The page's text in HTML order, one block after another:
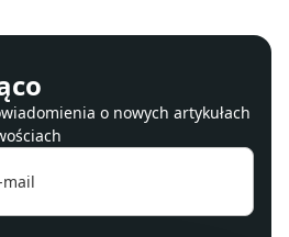
o nowych artykułach